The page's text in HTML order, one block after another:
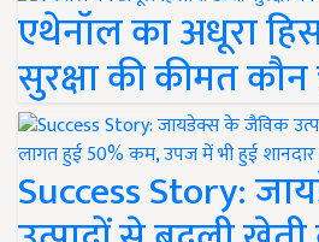
एथेनॉल का अधूरा
सुरक्षा की कीमत
Success Story: